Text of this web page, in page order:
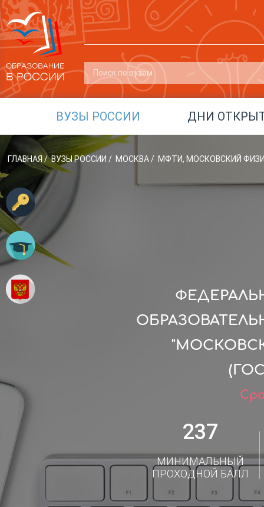
ВУЗЫ РОССИИ ДНИ
ГЛАВНАЯ / ВУЗЫ РОССИИ / МОСКВА/ МФТИ, МОСКОВСКИЙ
237
МИНИМАЛЬНЫЙ
ПРОХОДНОЙ БАЛЛ